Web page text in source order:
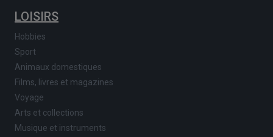
LOISIRS
Hobbies
Sport
Animaux domestiques
Films, livres et magazines
Voyage
Arts et collections
Musique et instruments